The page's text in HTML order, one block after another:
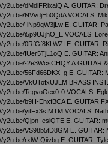
y2u.be/dMdlFRixaiQ A. GUITAR:
y2u.be/NVvdjEb0QdAVOCALS:
y2u.be/-lNp9qW3jLwE. GUITAR:
y2u.be/i5p9UJjhO_EVOCALS:
y2u.be/0RfGf8KLWZI E. GUITAR:
y2u.be/IUer5TjL1oQ E. GUITAR:
y2u.be/-2e3WcsCHQYA.GUITAR
y2u.be/56Fd66DKX_gE. GUITAR:
y2u.be/VkUTofxUJLMBRASS
y2u.be/TcgvoOex0-0VOCALS:
y2u.be/b9H-EhxfBCAE. GUITAR
y2u.be/yitFx3sIMTMVOCALS:
y2u.be/Qjpn_eslQTEE. GUITAR:
y2u.be/VS98b5tD8GME. GUITAR:
y2u.be/rxlW-QiivbgE. GUITAR: